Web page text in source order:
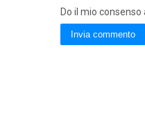
Do il mio